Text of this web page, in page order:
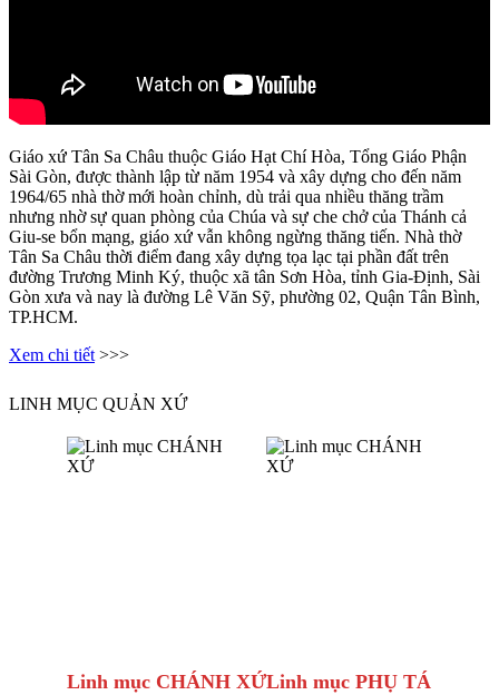
Giáo xứ Tân Sa Châu thuộc Giáo Hạt Chí Hòa, Tổng Giáo Phận
Sài Gòn, được thành lập từ năm 1954 và xây dựng cho đến năm
1964/65 nhà thờ mới hoàn chỉnh, dù trải qua nhiều thăng trầm
nhưng nhờ sự quan phòng của Chúa và sự che chở của Thánh cả
Giu-se bổn mạng, giáo xứ vẫn không ngừng thăng tiến. Nhà thờ
Tân Sa Châu thời điểm đang xây dựng tọa lạc tại phần đất trên
đường Trương Minh Ký, thuộc xã tân Sơn Hòa, tỉnh Gia-Định, Sài
Gòn xưa và nay là đường Lê Văn Sỹ, phường 02, Quận Tân Bình,
TP.HCM.
Xem chi tiết >>>
LINH MỤC QUẢN XỨ
Linh mục CHÁNH XỨLinh mục PHỤ TÁ